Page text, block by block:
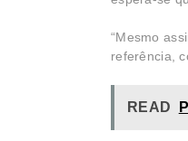
“Mesmo
referência,
READ